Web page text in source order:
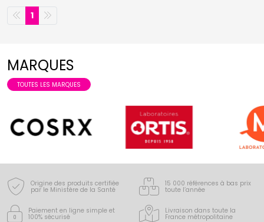
1
MARQUES
TOUTES LES MARQUES
Origine des produits certifiée
par le Ministère de la Santé
15 000 références à bas prix
toute l’année
Paiement en ligne simple et
100% sécurisé
Livraison dans toute la
France métropolitaine